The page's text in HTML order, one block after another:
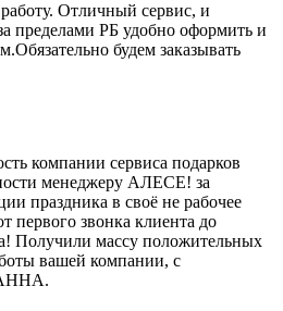
Отличный сервис, и
пределами РБ удобно оформить и
будем заказывать
компании сервиса подарков
менеджеру АЛЕСЕ! за
праздника в своё не рабочее
первого звонка клиента до
Получили массу положительных
вашей компании, с